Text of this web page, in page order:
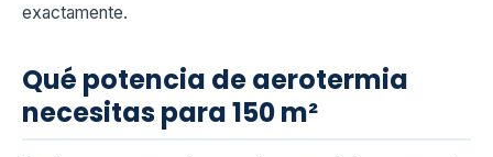
exactamente.
Qué potencia de aerotermia
necesitas para 150 m²